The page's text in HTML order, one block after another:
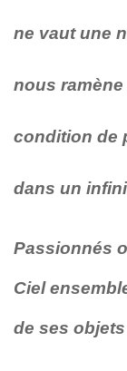
ne vaut une
nous
condition de
dans un
Passionnés
Ciel
de ses